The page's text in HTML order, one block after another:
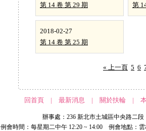
第 14 卷 第 29 期
第
2018-02-27
第 14 卷 第 25 期
« 上一頁 5 6
回首頁 | 最新消息 | 關於扶輪 |
辦事處：236 新北市土城區中央路二
例會時間：每星期二中午 12:20 ~ 14:00 例會地點：